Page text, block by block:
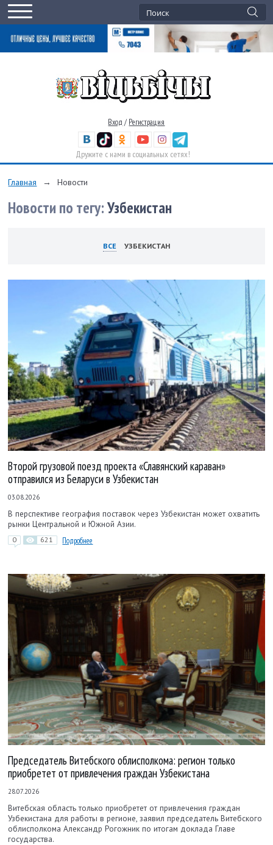
Вход / Регистрация
Дружите с нами в социальных сетях!
Главная → Новости
Новости по тегу:Узбекистан
ВСЕ УЗБЕКИСТАН
Второй грузовой поезд проекта «Славянский караван»
отправился из Беларуси в Узбекистан
03.08.2026
В перспективе география поставок через Узбекистан может охватить
рынки Центральной и Южной Азии.
0 621 Подробнее
Председатель Витебского облисполкома: регион только
приобретет от привлечения граждан Узбекистана
28.07.2026
Витебская область только приобретет от привлечения граждан
Узбекистана для работы в регионе, заявил председатель Витебского
облисполкома Александр Рогожник по итогам доклада Главе
государства.